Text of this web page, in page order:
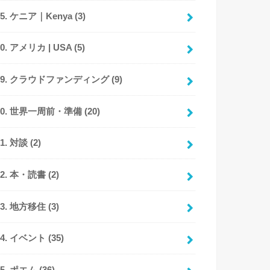
ケニア｜Kenya(3)
アメリカ | USA(5)
クラウドファンディング(9)
世界一周前・準備(20)
対談(2)
本・読書(2)
地方移住(3)
イベント(35)